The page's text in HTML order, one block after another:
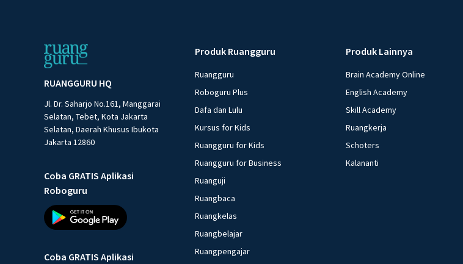
RUANGGURU HQ
Jl. Dr. Saharjo No.161, Manggarai
Selatan, Tebet, Kota Jakarta
Selatan, Daerah Khusus Ibukota
Jakarta 12860
Coba GRATIS Aplikasi
Roboguru
Coba GRATIS Aplikasi
Produk Ruangguru
Ruangguru
Roboguru Plus
Dafa dan Lulu
Kursus for Kids
Ruangguru for Kids
Ruangguru for Business
Ruanguji
Ruangbaca
Ruangkelas
Ruangbelajar
Ruangpengajar
Produk Lainnya
Brain Academy Online
English Academy
Skill Academy
Ruangkerja
Schoters
Kalananti